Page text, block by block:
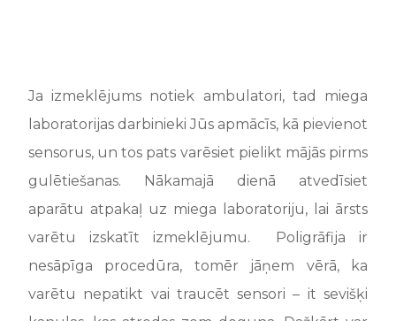
Ja izmeklējums notiek ambulatori, tad miega
laboratorijas darbinieki Jūs apmācīs, kā pievienot
sensorus, un tos pats varēsiet pielikt mājās pirms
gulētiešanas. Nākamajā dienā atvedīsiet
aparātu atpakaļ uz miega laboratoriju, lai ārsts
varētu izskatīt izmeklējumu.
Poligrāfija ir
nesāpīga procedūra, tomēr jāņem vērā, ka
varētu nepatikt vai traucēt sensori – it sevišķi